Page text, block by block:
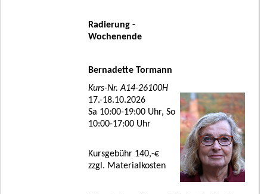
Radierung -
Wochenende
Bernadette Tormann
Kurs-Nr. A14-26100H
17.-18.10.2026
Sa 10:00-19:00 Uhr, So
10:00-17:00 Uhr
Kursgebühr 140,-€
zzgl. Materialkosten